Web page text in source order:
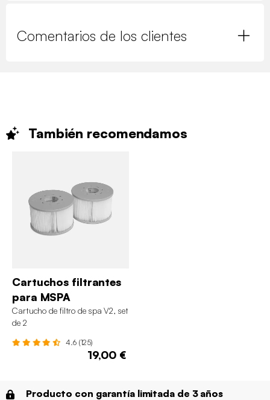
Comentarios de los clientes
También recomendamos
Cartuchos filtrantes
para MSPA
Cartucho de filtro de spa V2, set
de 2
4.6 (125)
19,00 €
Producto con garantía limitada de 3 años